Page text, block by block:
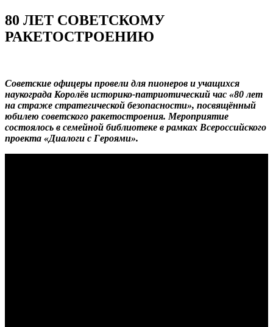
80 ЛЕТ СОВЕТСКОМУ
РАКЕТОСТРОЕНИЮ
Советские офицеры провели для пионеров и учащихся
наукограда Королёв историко-патриотический час «80 лет
на страже стратегической безопасности», посвящённый
юбилею советского ракетостроения. Мероприятие
состоялось в семейной библиотеке в рамках Всероссийского
проекта «Диалоги с Героями».